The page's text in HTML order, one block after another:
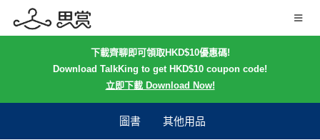
下載齊聊即可領取HKD$10優惠碼!
Download TalkKing to get HKD$10 coupon code!
立即下載 Download Now!
圖書 其他用品